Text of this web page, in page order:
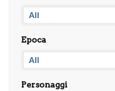
Epoca
Personaggi